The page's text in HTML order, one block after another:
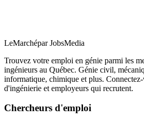
LeMarchépar JobsMedia
Trouvez votre emploi en génie parmi les
ingénieurs au Québec. Génie civil,
informatique, chimique et plus.
d'ingénierie et employeurs qui recrutent.
Chercheurs d'emploi